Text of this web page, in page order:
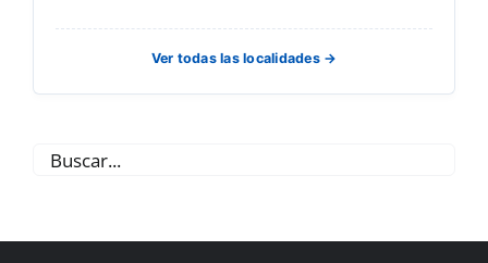
Ver todas las localidades →